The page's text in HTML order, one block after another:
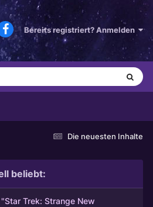
Bereits registriert? Anmelden
Die neuesten Inhalte
beliebt:
"Star Trek: Strange New